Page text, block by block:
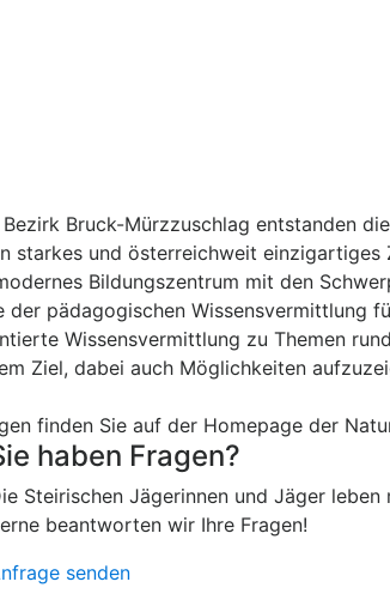
Bruck-Mürzzuschlag entstanden
starkes und österreichweit einzigartiges
Bildungszentrum mit den
pädagogischen Wissensvermittlung
Wissensvermittlung zu Themen
Ziel, dabei auch Möglichkeiten
finden Sie auf der Homepage der
haben Fragen?
Steirischen Jägerinnen und Jäger
beantworten wir Ihre Fragen!
senden